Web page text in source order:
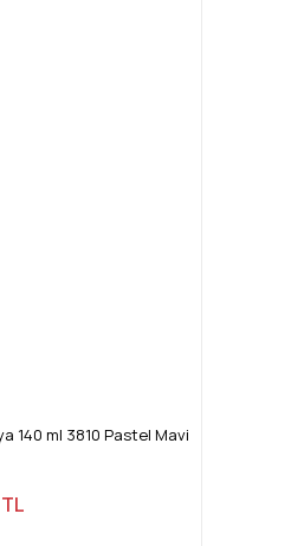
140 ml 3810 Pastel Mavi